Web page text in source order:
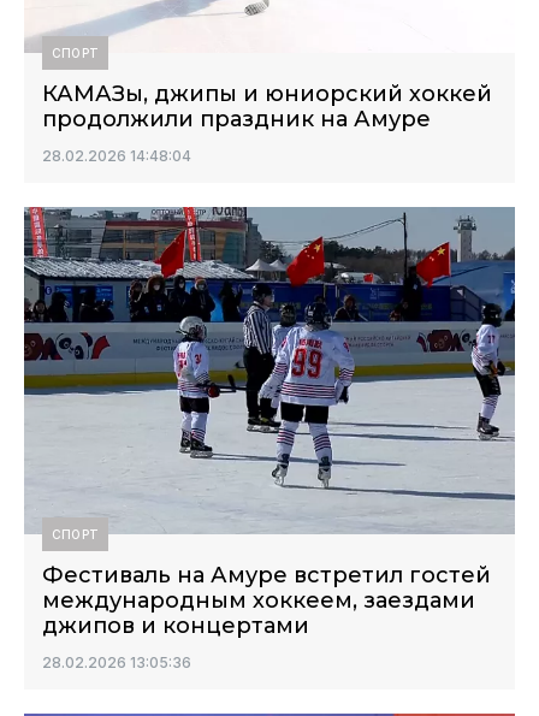
СПОРТ
КАМАЗы, джипы и юниорский хоккей
продолжили праздник на Амуре
28.02.2026 14:48:04
СПОРТ
Фестиваль на Амуре встретил гостей
международным хоккеем, заездами
джипов и концертами
28.02.2026 13:05:36